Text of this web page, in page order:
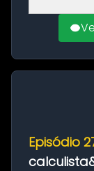
Episódio